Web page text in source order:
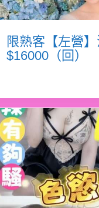
限熟客【左營
$16000（回）